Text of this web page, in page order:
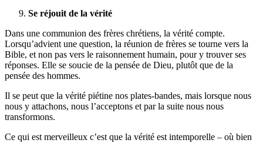
Se réjouit de la vérité
Dans une communion des frères chrétiens, la vérité compte.
Lorsqu’advient une question, la réunion de frères se tourne vers la
Bible, et non pas vers le raisonnement humain, pour y trouver ses
réponses. Elle se soucie de la pensée de Dieu, plutôt que de la
pensée des hommes.
Il se peut que la vérité piétine nos plates-bandes, mais lorsque nous
nous y attachons, nous l’acceptons et par la suite nous nous
transformons.
Ce qui est merveilleux c’est que la vérité est intemporelle – où bien